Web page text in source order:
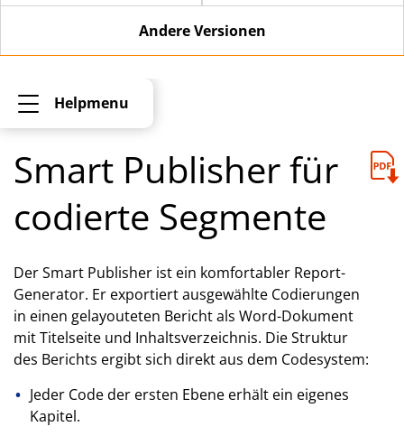
Andere Versionen
Helpmenu
Smart Publisher für
codierte Segmente
Der Smart Publisher ist ein komfortabler Report-
Generator. Er exportiert ausgewählte Codierungen
in einen gelayouteten Bericht als Word-Dokument
mit Titelseite und Inhaltsverzeichnis. Die Struktur
des Berichts ergibt sich direkt aus dem Codesystem:
Jeder Code der ersten Ebene erhält ein eigenes
Kapitel.